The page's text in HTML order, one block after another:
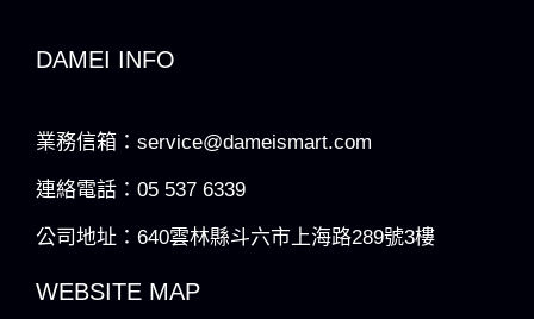
DAMEI INFO
業務信箱：service@dameismart.com
連絡電話：05 537 6339
公司地址：640雲林縣斗六市上海路289號3樓
WEBSITE MAP